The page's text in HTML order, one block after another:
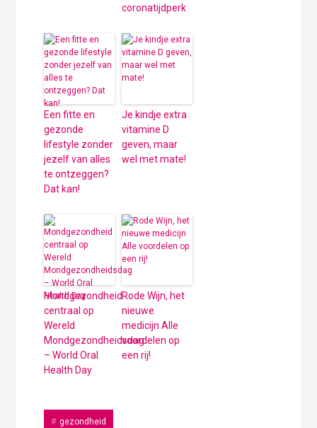
coronatijdperk
Een fitte en
gezonde
lifestyle zonder
jezelf van alles
te ontzeggen?
Dat kan!
Je kindje extra
vitamine D
geven, maar
wel met mate!
Mondgezondheid
centraal op
Wereld
Mondgezondheidsdag
– World Oral
Health Day
Rode Wijn, het
nieuwe
medicijn Alle
voordelen op
een rij!
gezondheid